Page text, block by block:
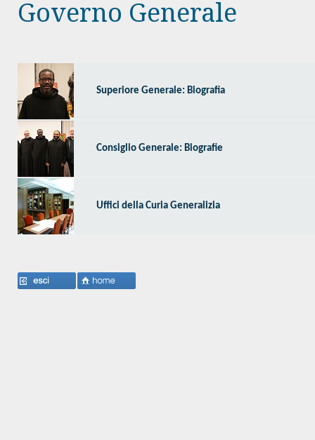
Governo Generale
Superiore Generale: Biografia
Consiglio Generale: Biografie
Uffici della Curia Generalizia